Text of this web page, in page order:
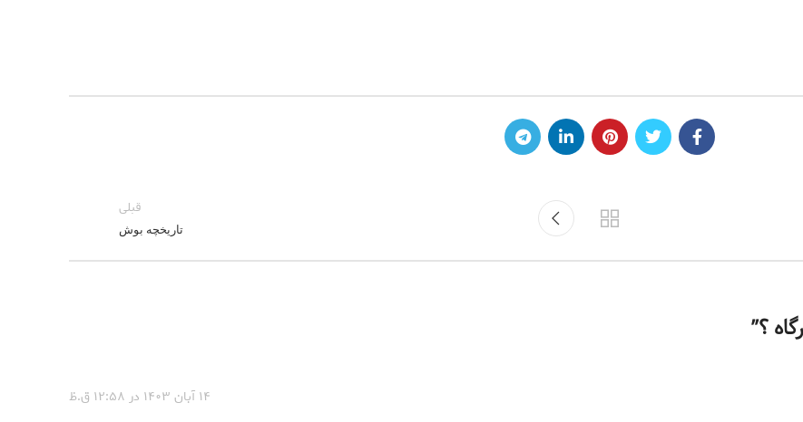
قبلی
تاریخچه بوش
؟”
۱۴ آبان ۱۴۰۳ در ۱۲:۵۸ ق.ظ